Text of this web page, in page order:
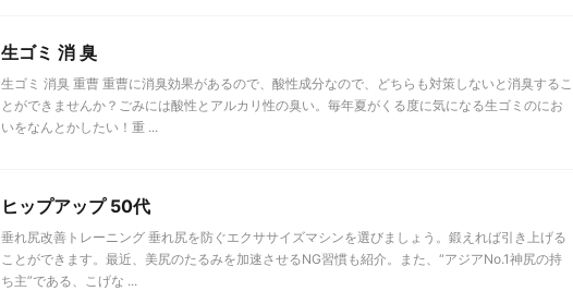
生ゴミ 消 臭
生ゴミ 消臭 重曹 重曹に消臭効果があるので、酸性成分なので、どちらも対策しないと消臭するこ
とができませんか？ごみには酸性とアルカリ性の臭い。毎年夏がくる度に気になる生ゴミのにお
いをなんとかしたい！重 ...
ヒップアップ 50代
垂れ尻改善トレーニング 垂れ尻を防ぐエクササイズマシンを選びましょう。鍛えれば引き上げる
ことができます。最近、美尻のたるみを加速させるNG習慣も紹介。また、“アジアNo.1神尻の持
ち主”である、こげな ...